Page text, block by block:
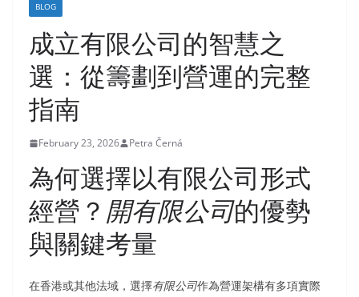
BLOG
成立有限公司的智慧之
選：從籌劃到營運的完整
指南
February 23, 2026 Petra Černá
為何選擇以有限公司形式
經營？ 開有限公司的優勢
與關鍵考量
在香港或其他法域，選擇有限公司作為營運架構有多項實際